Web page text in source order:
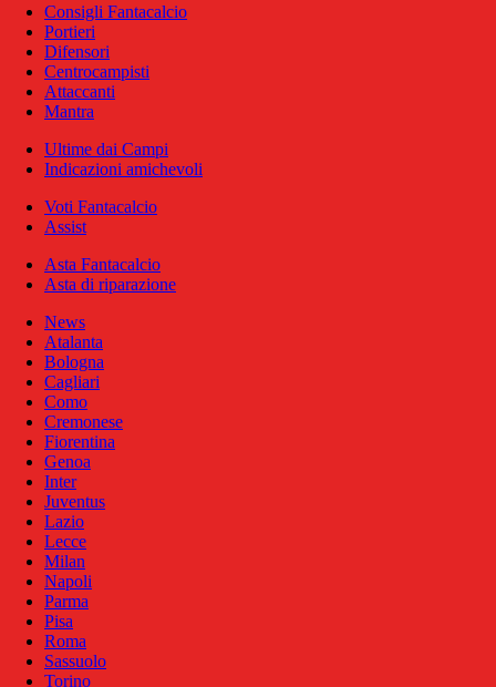
Consigli Fantacalcio
Portieri
Difensori
Centrocampisti
Attaccanti
Mantra
Ultime dai Campi
Indicazioni amichevoli
Voti Fantacalcio
Assist
Asta Fantacalcio
Asta di riparazione
News
Atalanta
Bologna
Cagliari
Como
Cremonese
Fiorentina
Genoa
Inter
Juventus
Lazio
Lecce
Milan
Napoli
Parma
Pisa
Roma
Sassuolo
Torino